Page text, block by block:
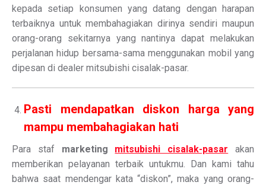
kepada setiap konsumen yang datang dengan harapan
terbaiknya untuk membahagiakan dirinya sendiri maupun
orang-orang sekitarnya yang nantinya dapat melakukan
perjalanan hidup bersama-sama menggunakan mobil yang
dipesan di dealer mitsubishi cisalak-pasar.
Pasti mendapatkan diskon harga yang
mampu membahagiakan hati
Para staf marketing mitsubishi cisalak-pasar akan
memberikan pelayanan terbaik untukmu. Dan kami tahu
bahwa saat mendengar kata “diskon”, maka yang orang-